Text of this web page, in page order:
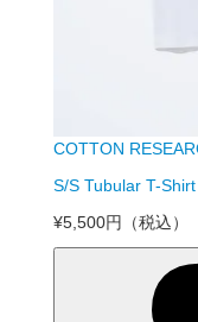
COTTON
S/S Tubular T-
¥5,500円 （税込）